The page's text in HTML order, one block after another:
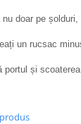
doar pe
un rucsac
portul și